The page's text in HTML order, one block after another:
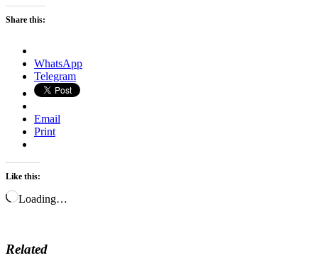
Share this:
WhatsApp
Telegram
Email
Print
Like this:
Loading…
Related